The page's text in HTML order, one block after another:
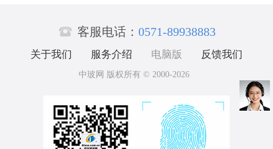
TGV 基板平
面研磨设备
机厂家
 客服电话： 0571-89938883
关于我们 服务介绍 电脑版 反馈我们
中玻网 版权所有 © 2000-2026